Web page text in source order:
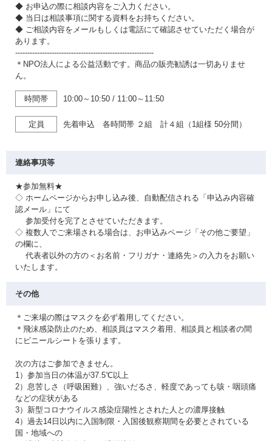
◆ お申込の際に相談内容をご入力ください。
◆ 当日は相談事項に関する資料をお持ちください。
◆ ご相談内容をメールもしくは電話にて確認させていただく場合が
あります。
---------------------------------------------------------
＊NPO法人による公益活動です。商品の販売勧誘は一切ありませ
ん。
時間帯 10:00～10:50 / 11:00～11:50
定員 先着申込 各時間帯 ２組 計４組（1組様 50分間）
連絡事項等
★参加無料★
◇ ホームページからお申し込み後、自動配信される「申込み内容確
認メール」にて
参加受付を完了とさせていただきます。
◇ 複数人でご来場される場合は、お申込みページ「その他ご要望」
の欄に、
代表者以外の方の＜お名前・フリガナ・連絡先＞の入力をお願い
いたします。
その他
＊ご来場の際はマスクを必ず着用してください。
＊飛沫感染防止のため、相談員はマスク着用、相談員と相談者の間
にビニールシートを張ります。
次の方はご参加できません。
1）参加当日の体温が37.5℃以上
2）息苦しさ（呼吸困難）、強いだるさ、軽度であっても咳・咽頭痛
などの症状がある
3）新型コロナウイルス感染症陽性とされた人との濃厚接触
4）過去14日以内に入国制限・入国後観察期間を必要とされている
国・地域への